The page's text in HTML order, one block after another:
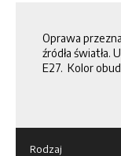
Oprawa
źródła światła.
E27. Kolor
Rodzaj